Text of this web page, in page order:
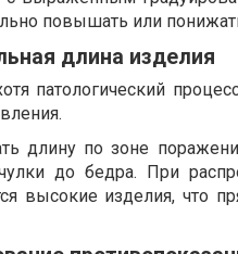
повышать или
длина изделия
патологический
длину по зоне
до бедра. При
высокие изделия, что